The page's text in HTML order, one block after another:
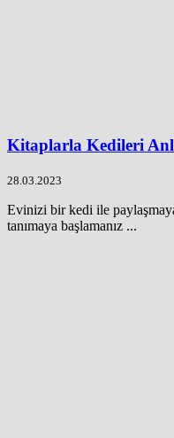
Kitaplarla Kedileri
28.03.2023
Evinizi bir kedi ile
tanımaya başlamanız ...